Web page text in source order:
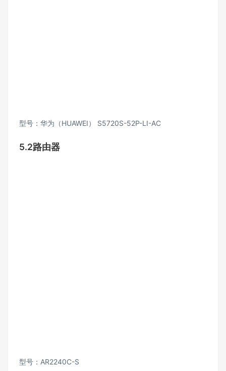
型号：华为（HUAWEI） S5720S-52P-LI-AC
5.2路由器
型号：AR2240C-S